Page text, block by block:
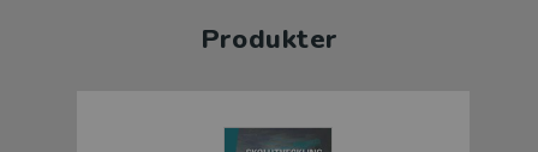
Produkter